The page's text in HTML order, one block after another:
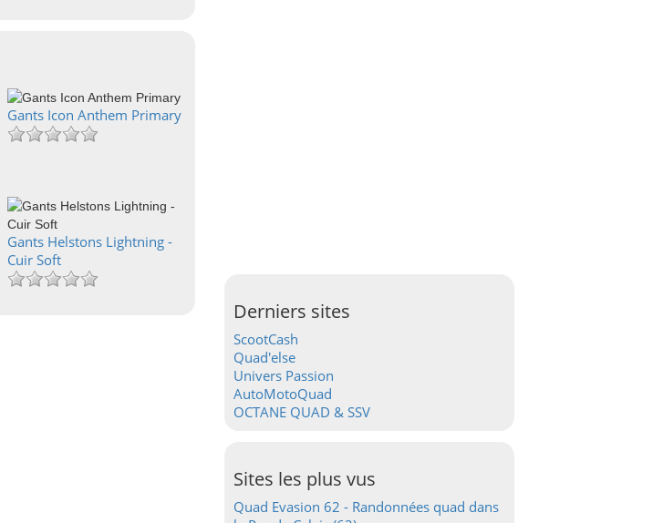
Gants Icon Anthem Primary
Gants Helstons Lightning -
Cuir Soft
Derniers sites
ScootCash
Quad'else
Univers Passion
AutoMotoQuad
OCTANE QUAD & SSV
Sites les plus vus
Quad Evasion 62 - Randonnées quad dans